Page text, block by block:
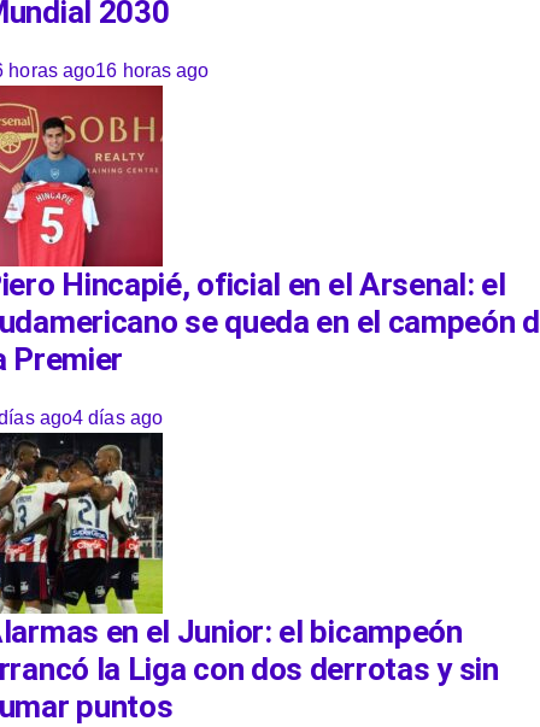
2030
horas ago16 horas ago
Hincapié, oficial en el Arsenal: el
se queda en el campeón
Premier
ago4 días ago
en el Junior: el bicampeón
la Liga con dos derrotas y sin
puntos